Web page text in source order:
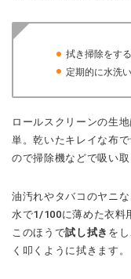
拭き掃除をする
定期的に水洗
ロールスクリーンの生
単。乾いたキレイな布
ので掃除機などで吸い取
油汚れやタバコのヤニ
水で1/100に薄めた衣料
このほうで試し拭き を
く叩くように拭きます。